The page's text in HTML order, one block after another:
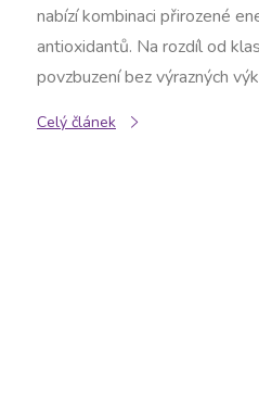
nabízí kombinaci přirozené
antioxidantů. Na rozdíl od
povzbuzení bez výrazných
Celý článek